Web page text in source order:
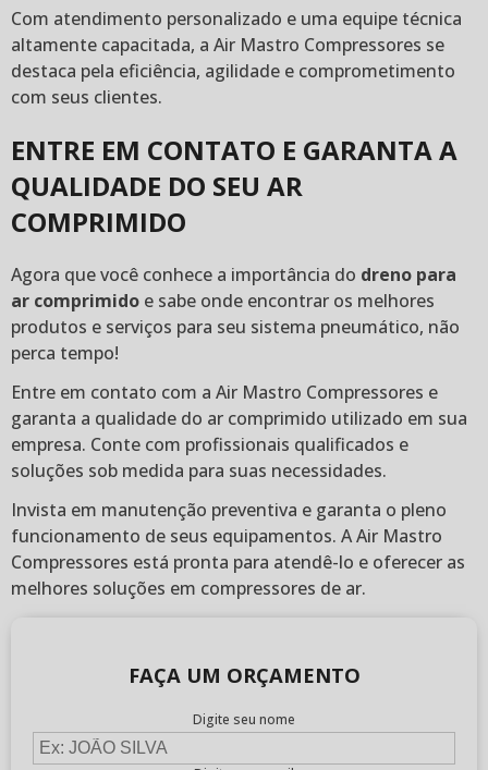
Com atendimento personalizado e uma equipe técnica
altamente capacitada, a Air Mastro Compressores se
destaca pela eficiência, agilidade e comprometimento
com seus clientes.
ENTRE EM CONTATO E GARANTA A
QUALIDADE DO SEU AR
COMPRIMIDO
Agora que você conhece a importância do dreno para
ar comprimido e sabe onde encontrar os melhores
produtos e serviços para seu sistema pneumático, não
perca tempo!
Entre em contato com a Air Mastro Compressores e
garanta a qualidade do ar comprimido utilizado em sua
empresa. Conte com profissionais qualificados e
soluções sob medida para suas necessidades.
Invista em manutenção preventiva e garanta o pleno
funcionamento de seus equipamentos. A Air Mastro
Compressores está pronta para atendê-lo e oferecer as
melhores soluções em compressores de ar.
FAÇA UM ORÇAMENTO
Digite seu nome